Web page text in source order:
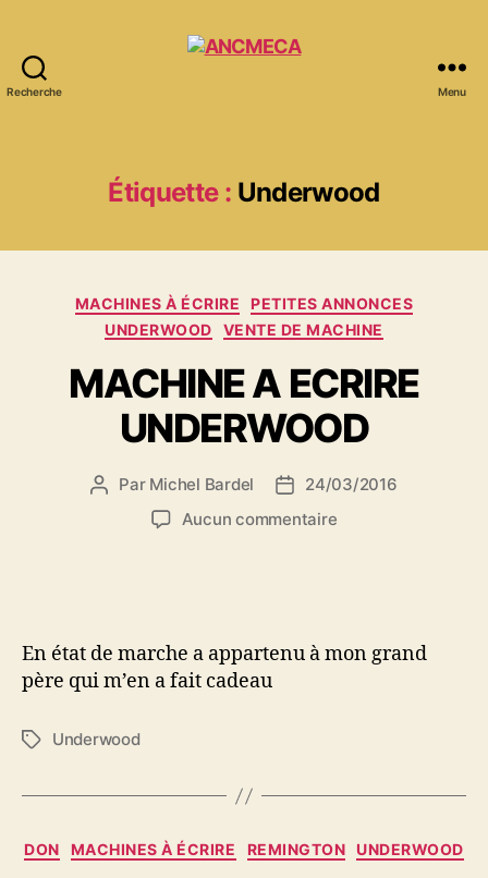
Recherche Menu
Étiquette : Underwood
Catégories
MACHINES À ÉCRIRE
PETITES ANNONCES
UNDERWOOD
VENTE DE MACHINE
MACHINE A ECRIRE
UNDERWOOD
Auteur
Par Michel Bardel
Date
de
24/03/2016
Aucun commentairesur
En état de marche a appartenu à mon grand
père qui m’en a fait cadeau
Étiquettes
Underwood
Catégories
DON MACHINES À ÉCRIRE REMINGTON UNDERWOOD